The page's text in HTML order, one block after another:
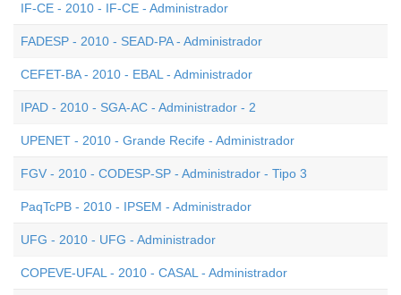
IF-CE - 2010 - IF-CE - Administrador
FADESP - 2010 - SEAD-PA - Administrador
CEFET-BA - 2010 - EBAL - Administrador
IPAD - 2010 - SGA-AC - Administrador - 2
UPENET - 2010 - Grande Recife - Administrador
FGV - 2010 - CODESP-SP - Administrador - Tipo 3
PaqTcPB - 2010 - IPSEM - Administrador
UFG - 2010 - UFG - Administrador
COPEVE-UFAL - 2010 - CASAL - Administrador